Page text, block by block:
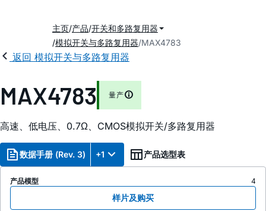
主页 产品 开关和多路复用器
模拟开关与多路复用器 MAX4783
返回 模拟开关与多路复用器
MAX4783 量产
高速、低电压、0.7Ω、CMOS模拟开关/多路复用器
数据手册 (Rev. 3) +1 产品选型表
产品模型 4
样片及购买